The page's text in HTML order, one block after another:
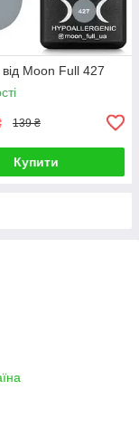
Moon Full 427
139 ₴
Купити